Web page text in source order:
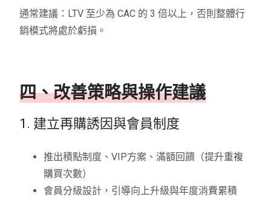
通常建議：LTV 至少為 CAC 的 3 倍以上，否則整體行
銷模式將處於虧損。
四、改善策略與操作建議
1. 建立再購誘因與會員制度
推出積點制度、VIP方案、滿額回饋（提升重複
購買次數）
會員分級設計，引導向上升級與年度消費累積